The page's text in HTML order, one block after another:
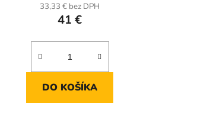
33,33 € bez DPH
41 €
DO KOŠÍKA